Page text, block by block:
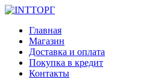
Главная
Магазин
Доставка и оплата
Покупка в кредит
Контакты